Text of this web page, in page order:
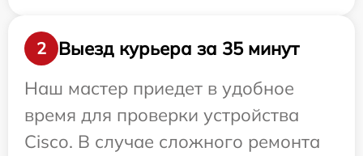
2
Выезд курьера за 35 минут
Наш мастер приедет в удобное
время для проверки устройства
Cisco. В случае сложного ремонта